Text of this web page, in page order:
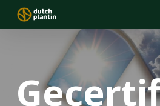
Skip
to